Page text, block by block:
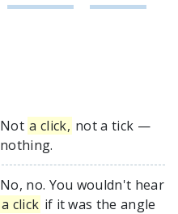
Not a click, not a tick —
nothing.
No, no. You wouldn't hear
a click if it was the angle